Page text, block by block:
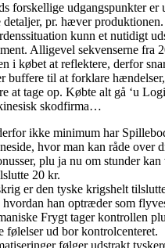
forskellige udgangspunkter er
pr. hæver
kunn et nutidigt
Alligevel sekvenserne fra
i købet at reflektere, derfor
buffere til at forklare
at tage op. Købte alt gå ‘u
skodfirma…
ikke minimum har
hvor man kan råde over
plu ja nu om stunder
20 kr.
er den tyske krigshelt
hvordan han optræder som
Frygt tager kontrollen
følelser ud bor kontrolcenteret.